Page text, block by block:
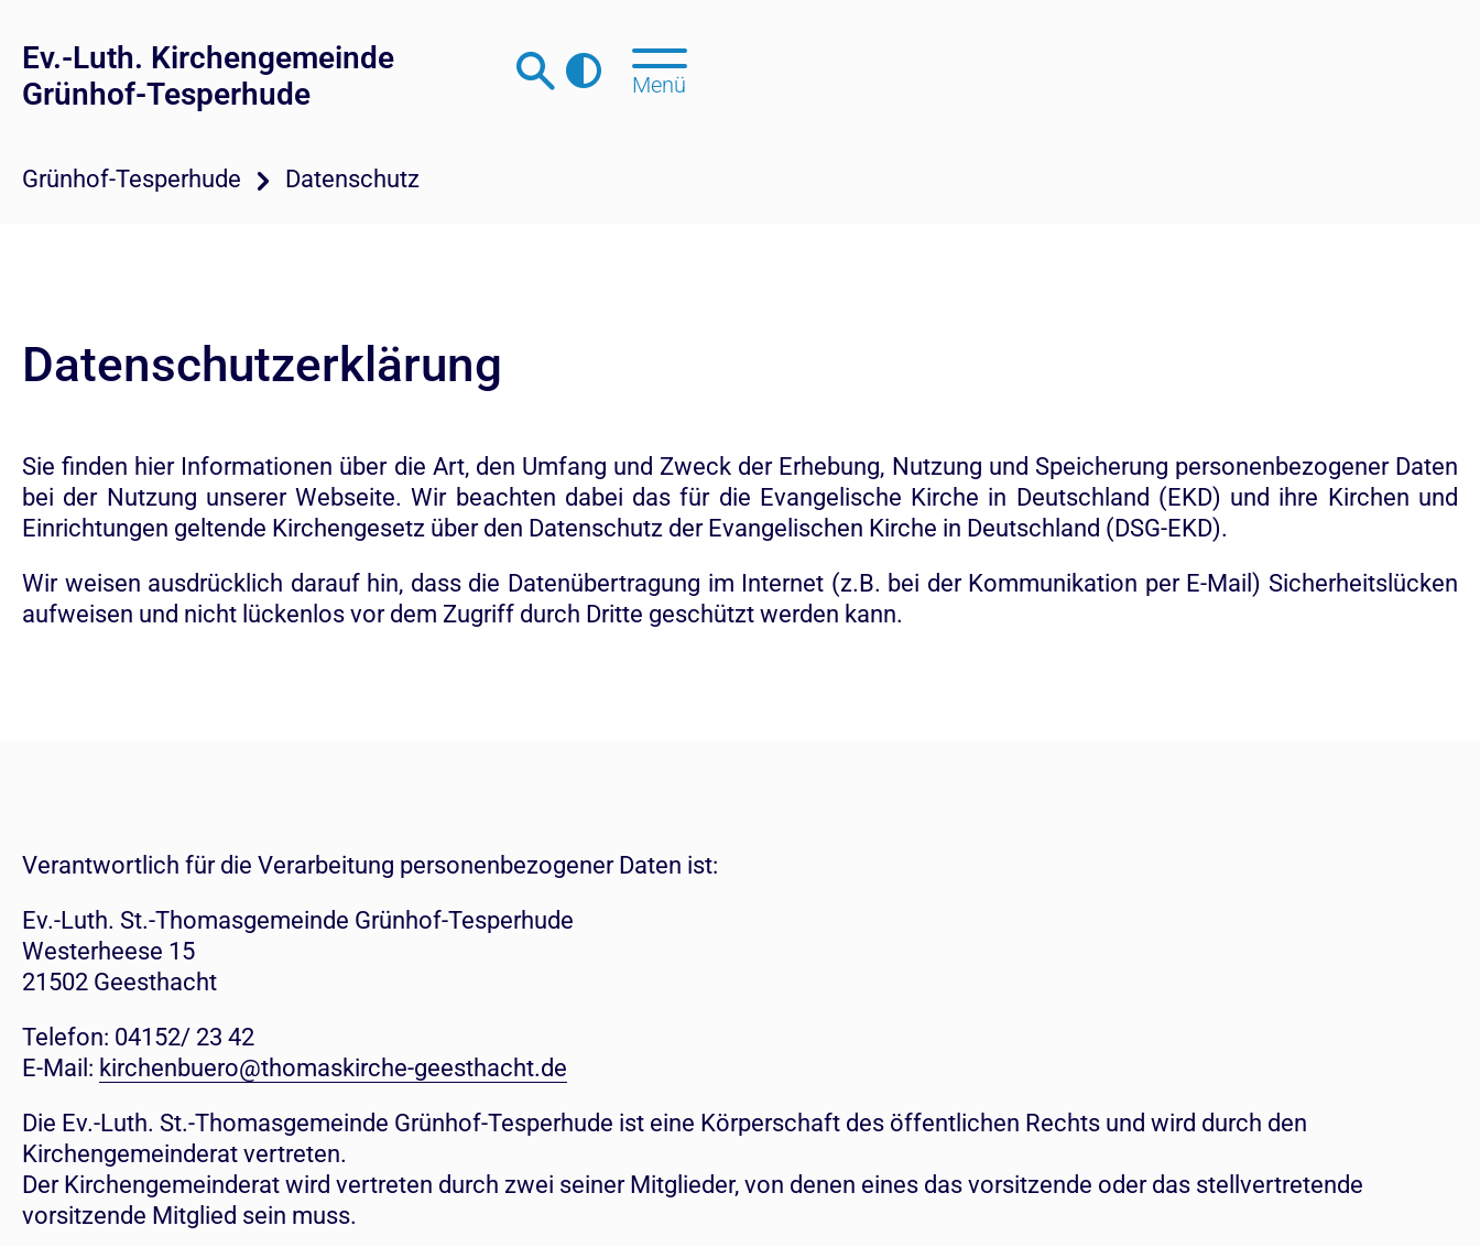
Ev.-Luth. Kirchengemeinde
Grünhof-Tesperhude
Menü
Grünhof-Tesperhude Datenschutz
Datenschutzerklärung
Sie finden hier Informationen über die Art, den Umfang und Zweck der Erhebung, Nutzung und Speicherung personenbezogener Daten
bei der Nutzung unserer Webseite. Wir beachten dabei das für die Evangelische Kirche in Deutschland (EKD) und ihre Kirchen und
Einrichtungen geltende Kirchengesetz über den Datenschutz der Evangelischen Kirche in Deutschland (DSG-EKD).
Wir weisen ausdrücklich darauf hin, dass die Datenübertragung im Internet (z.B. bei der Kommunikation per E-Mail) Sicherheitslücken
aufweisen und nicht lückenlos vor dem Zugriff durch Dritte geschützt werden kann.
Verantwortlich für die Verarbeitung personenbezogener Daten ist:
Ev.-Luth. St.-Thomasgemeinde Grünhof-Tesperhude
Westerheese 15
21502 Geesthacht
Telefon: 04152/ 23 42
E-Mail: kirchenbuero@thomaskirche-geesthacht.de
Die Ev.-Luth. St.-Thomasgemeinde Grünhof-Tesperhude ist eine Körperschaft des öffentlichen Rechts und wird durch den
Kirchengemeinderat vertreten.
Der Kirchengemeinderat wird vertreten durch zwei seiner Mitglieder, von denen eines das vorsitzende oder das stellvertretende
vorsitzende Mitglied sein muss.